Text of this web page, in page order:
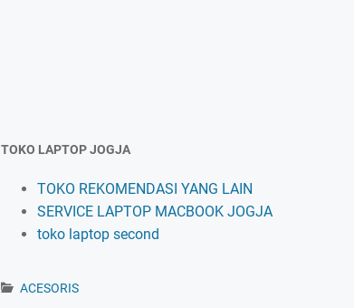
TOKO LAPTOP JOGJA
TOKO REKOMENDASI YANG LAIN
SERVICE LAPTOP MACBOOK JOGJA
toko laptop second
ACESORIS